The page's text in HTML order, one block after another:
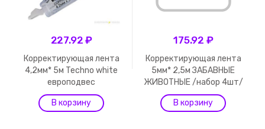
227.92 ₽
Корректирующая лента
4,2мм* 5м Techno white
европодвес
175.92 ₽
Корректирующая лента
5мм* 2,5м ЗАБАВНЫЕ
ЖИВОТНЫЕ /набор 4шт/